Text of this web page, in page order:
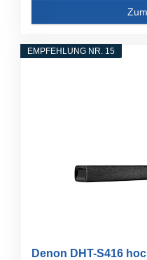
EMPFEHLUNG NR. 15
Denon DHT-S416